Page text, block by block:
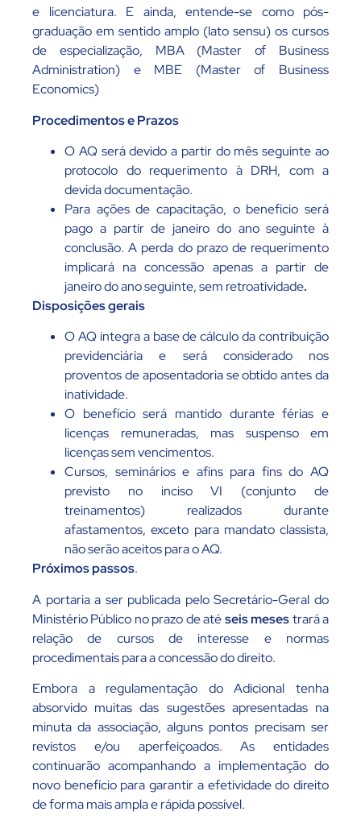
e licenciatura. E ainda, entende-se como pós-
graduação em sentido amplo (lato sensu) os cursos
de especialização, MBA (Master of Business
Administration) e MBE (Master of Business
Economics)
Procedimentos e Prazos
O AQ será devido a partir do mês seguinte ao
protocolo do requerimento à DRH, com a
devida documentação.
Para ações de capacitação, o benefício será
pago a partir de janeiro do ano seguinte à
conclusão. A perda do prazo de requerimento
implicará na concessão apenas a partir de
janeiro do ano seguinte, sem retroatividade.
Disposições gerais
O AQ integra a base de cálculo da contribuição
previdenciária e será considerado nos
proventos de aposentadoria se obtido antes da
inatividade.
O benefício será mantido durante férias e
licenças remuneradas, mas suspenso em
licenças sem vencimentos.
Cursos, seminários e afins para fins do AQ
previsto no inciso VI (conjunto de
treinamentos) realizados durante
afastamentos, exceto para mandato classista,
não serão aceitos para o AQ.
Próximos passos.
A portaria a ser publicada pelo Secretário-Geral do
Ministério Público no prazo de atéseis mesestrará a
relação de cursos de interesse e normas
procedimentais para a concessão do direito.
Embora a regulamentação do Adicional tenha
absorvido muitas das sugestões apresentadas na
minuta da associação, alguns pontos precisam ser
revistos e/ou aperfeiçoados. As entidades
continuarão acompanhando a implementação do
novo benefício para garantir a efetividade do direito
de forma mais ampla e rápida possível.